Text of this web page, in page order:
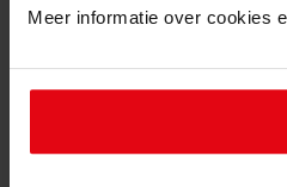
Meer informatie over cookies